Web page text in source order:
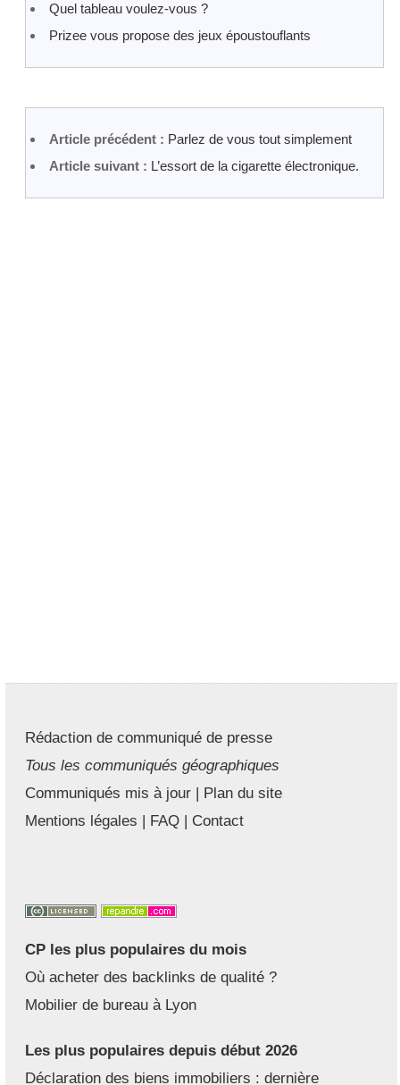
Quel tableau voulez-vous ?
Prizee vous propose des jeux époustouflants
Article précédent : Parlez de vous tout simplement
Article suivant : L’essort de la cigarette électronique.
Rédaction de communiqué de presse
Tous les communiqués géographiques
Communiqués mis à jour | Plan du site
Mentions légales | FAQ | Contact
CP les plus populaires du mois
Où acheter des backlinks de qualité ?
Mobilier de bureau à Lyon
Les plus populaires depuis début 2026
Déclaration des biens immobiliers : dernière